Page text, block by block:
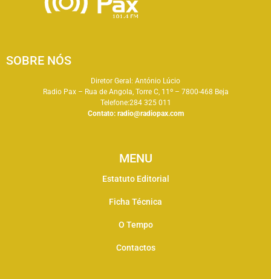
SOBRE NÓS
Diretor Geral: António Lúcio
Radio Pax – Rua de Angola, Torre C, 11º – 7800-468 Beja
Telefone:284 325 011
Contato: radio@radiopax.com
MENU
Estatuto Editorial
Ficha Técnica
O Tempo
Contactos